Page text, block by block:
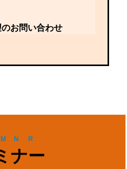
お問い合わせ
た事項に適切に対応
M N R
ナー